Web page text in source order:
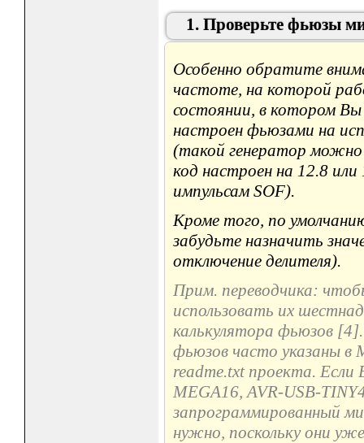
1. Проверьте фьюзы
Особенно обратите
частоте, на которой
состоянии, в котором
настроен фьюзами на
(такой генератор можно
код настроен на 12.8
импульсам SOF).
Кроме того, по
забудьте назначить
отключение делителя).
Прим. переводчика:
использовать их
калькулятора фьюзов
фьюзов часто указаны в
readme.txt проекта.
MEGA16, AVR-USB-
запрограммированный
нужно, поскольку они